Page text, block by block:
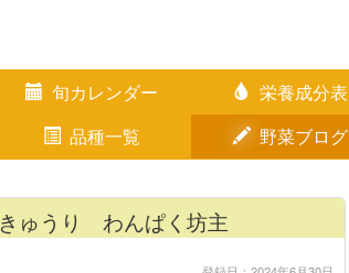
旬カレンダー 栄養成分表
品種一覧 野菜ブログ
きゅうり わんぱく坊主